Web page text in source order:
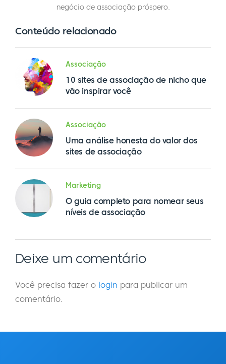
negócio de associação próspero.
Conteúdo relacionado
Associação
10 sites de associação de nicho que
vão inspirar você
Associação
Uma análise honesta do valor dos
sites de associação
Marketing
O guia completo para nomear seus
níveis de associação
Deixe um comentário
Você precisa fazer o login para publicar um
comentário.